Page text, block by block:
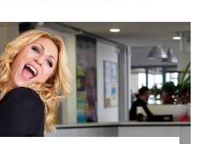
akcije Do minus 15 kilogramov v
da bomo še nekomu izmed
prvi korak k spremembi